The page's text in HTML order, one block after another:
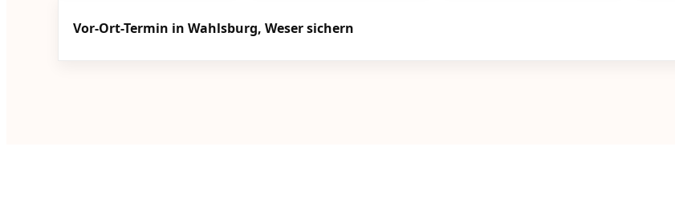
Vor-Ort-Termin in Wahlsburg, Weser sichern